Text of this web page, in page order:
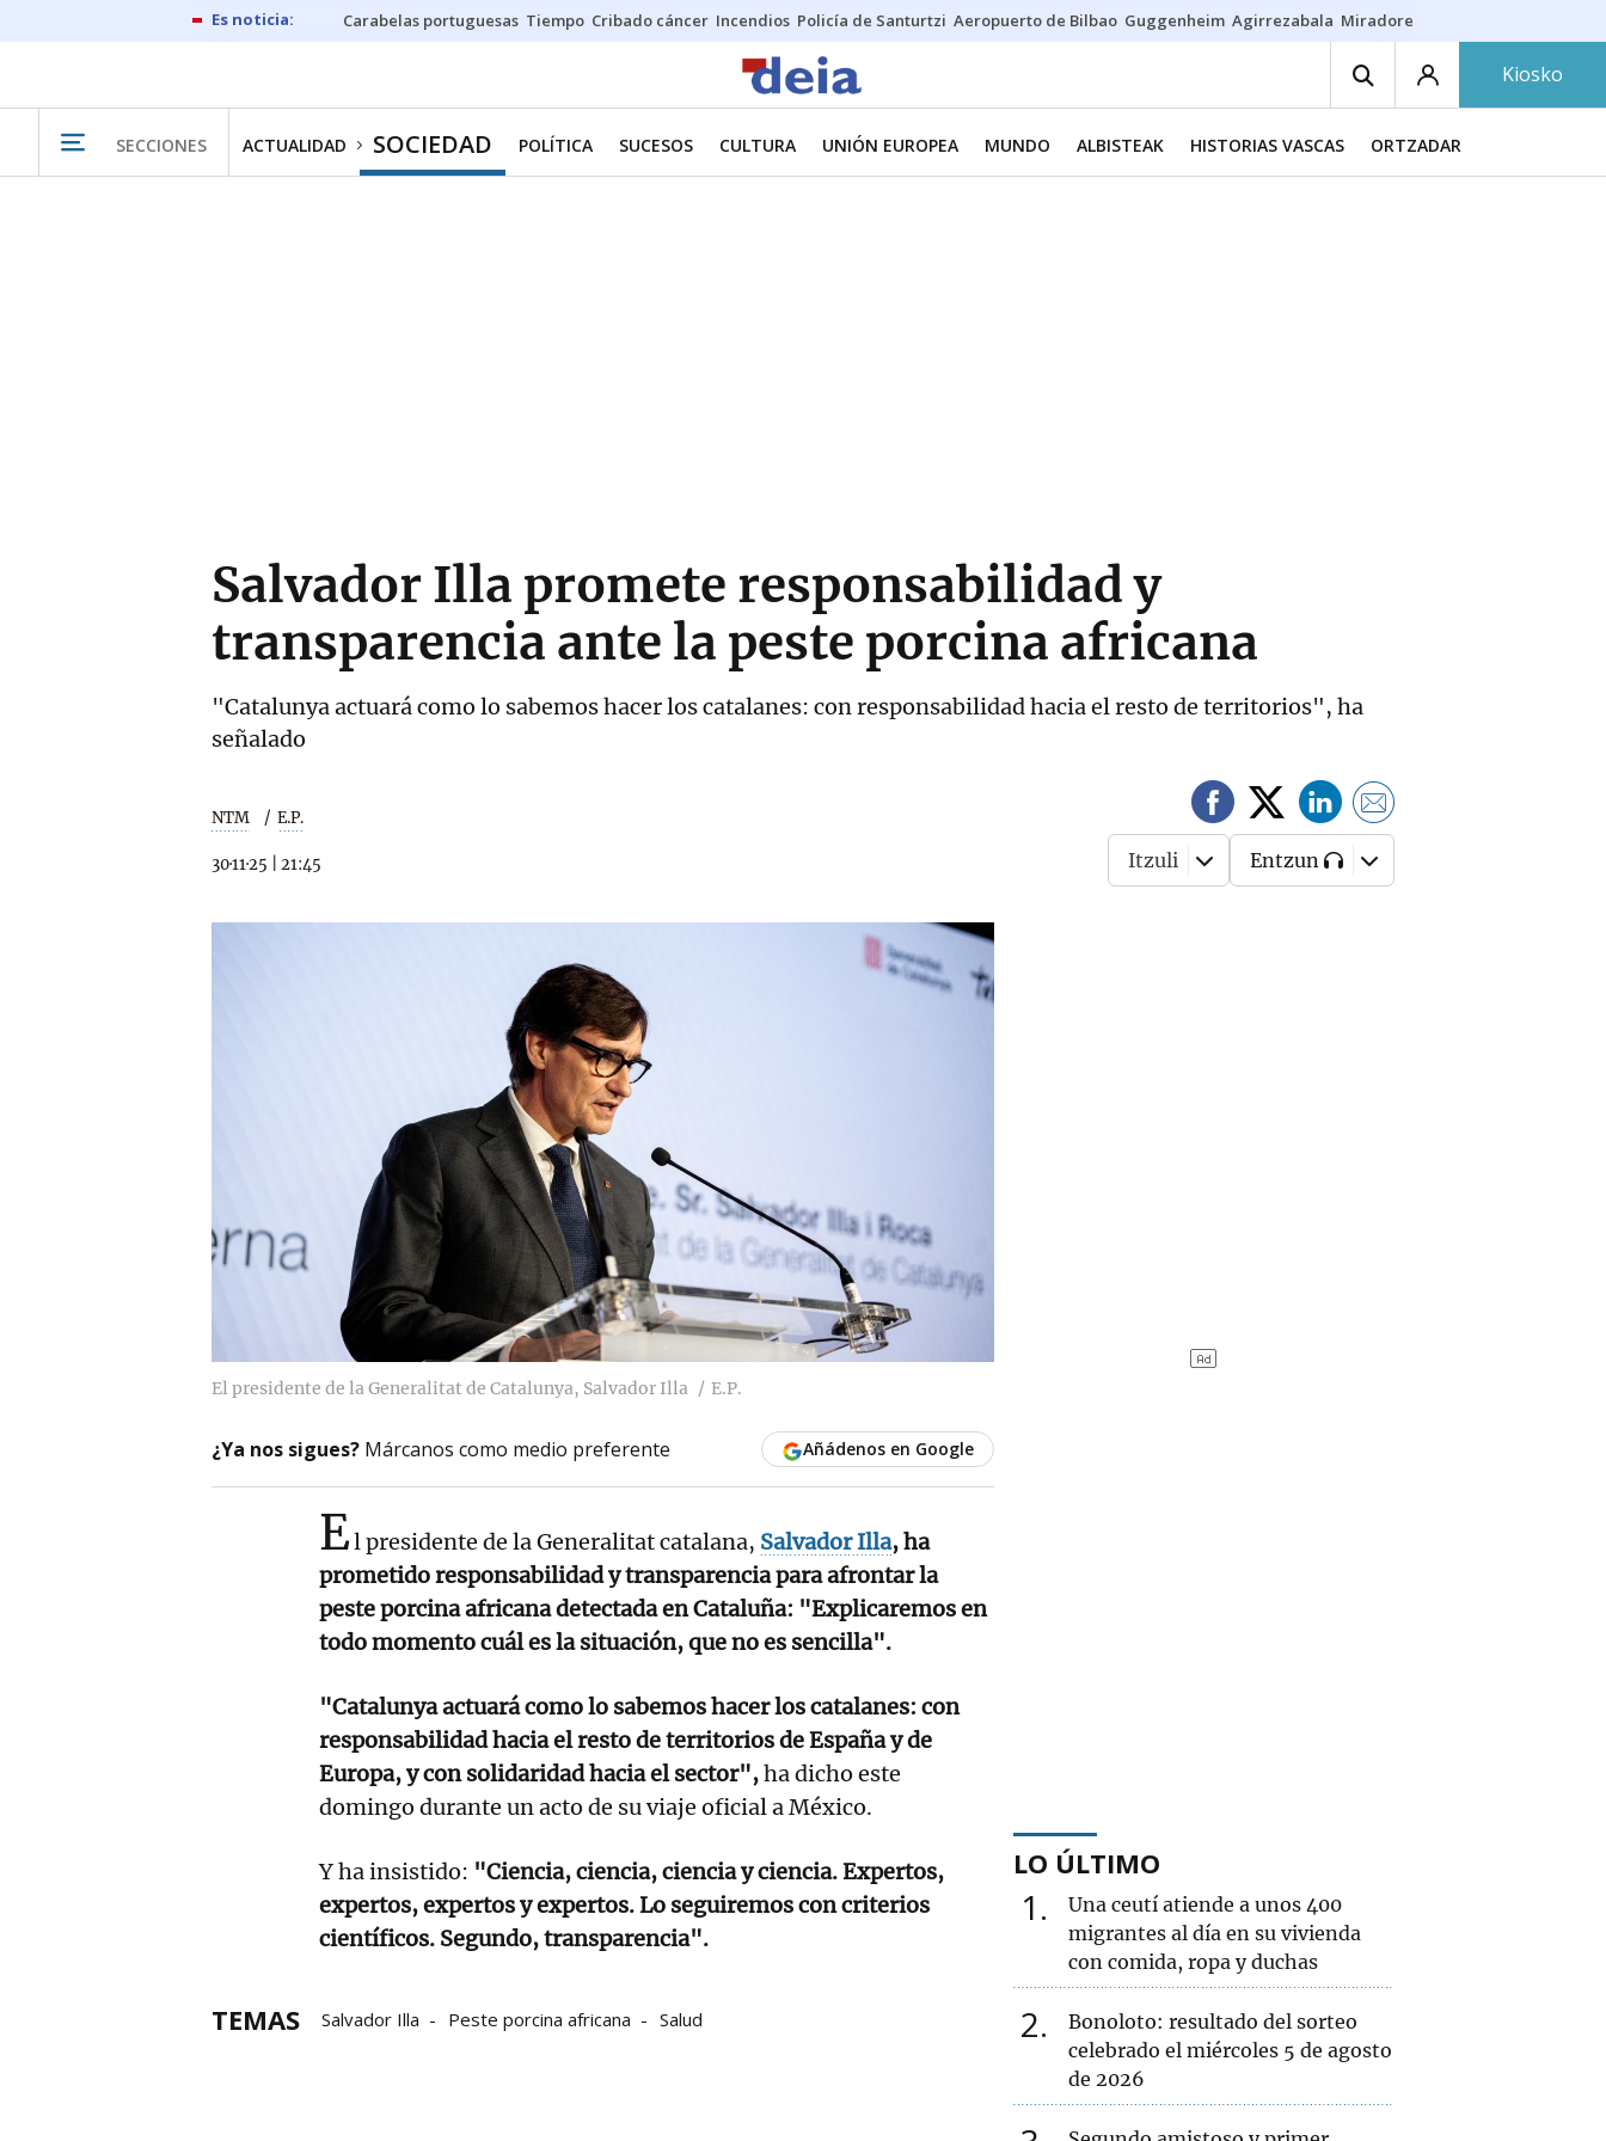
Carabelas portuguesas Tiempo Cribado cáncer Incendios Policía de Santurtzi Aeropuerto de Bilbao Guggenheim Agirrezabala Miradores en Bilbao
Kiosko
SECCIONES ACTUALIDAD SOCIEDAD POLÍTICA SUCESOS CULTURA UNIÓN EUROPEA MUNDO ALBISTEAK HISTORIAS VASCAS ORTZADAR
Salvador Illa promete responsabilidad y
transparencia ante la peste porcina africana
"Catalunya actuará como lo sabemos hacer los catalanes: con responsabilidad hacia el resto de territorios", ha
señalado
NTM E.P.
30·11·25 21:45 Itzuli Entzun
El presidente de la Generalitat de Catalunya, Salvador Illa E.P.
¿Ya nos sigues? Márcanos como medio preferente Añádenos en Google
El presidente de la Generalitat catalana, Salvador Illa, ha
prometido responsabilidad y transparencia para afrontar la
peste porcina africana detectada en Cataluña: "Explicaremos en
todo momento cuál es la situación, que no es sencilla".
"Catalunya actuará como lo sabemos hacer los catalanes: con
responsabilidad hacia el resto de territorios de España y de
Europa, y con solidaridad hacia el sector",ha dicho este
domingo durante un acto de su viaje oficial a México.
Y ha insistido: "Ciencia, ciencia, ciencia y ciencia. Expertos,
expertos, expertos y expertos. Lo seguiremos con criterios
científicos. Segundo, transparencia".
TEMAS Salvador Illa Peste porcina africana Salud
LO ÚLTIMO
1
Una ceutí atiende a unos 400
migrantes al día en su vivienda
con comida, ropa y duchas
2
Bonoloto: resultado del sorteo
celebrado el miércoles 5 de agosto
de 2026